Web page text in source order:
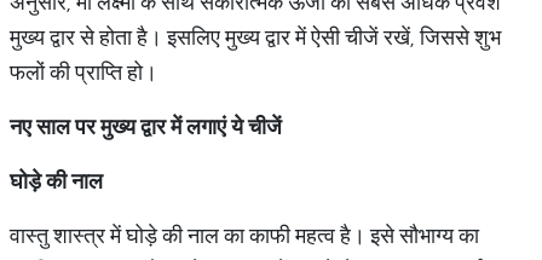
मुख्य द्वार से होता है। इसलिए मुख्य द्वार में ऐसी चीजें रखें, जिससे शुभ
फलों की प्राप्ति हो।
नए साल पर मुख्य द्वार में लगाएं ये चीजें
घोड़े की नाल
वास्तु शास्त्र में घोड़े की नाल का काफी महत्व है। इसे सौभाग्य का